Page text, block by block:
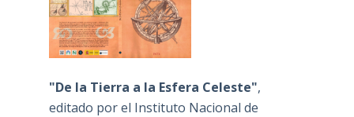
"De la Tierra a la Esfera Celeste",
editado por el Instituto Nacional de